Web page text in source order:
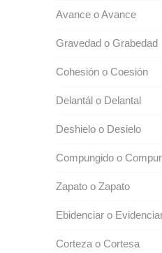
Avance o Avance
Gravedad o Grabedad
Cohesión o Coesión
Delantál o Delantal
Deshielo o Desielo
Compungido o
Zapato o Zapato
Ebidenciar o
Corteza o Cortesa